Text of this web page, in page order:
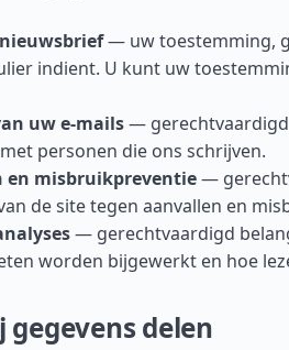
— uw toestemming,
indient. U kunt uw
uw e-mails—
personen die ons schrijven.
en misbruikpreventie—
de site tegen aanvallen en
— gerechtvaardigd
worden bijgewerkt en hoe
delen